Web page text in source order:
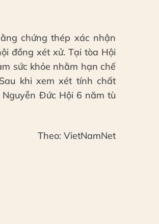
chứng thép xác nhận
đồng xét xử. Tại tòa Hội
sức khỏe nhằm hạn chế
khi xem xét tính chất
Đức Hội 6 năm tù
Theo: VietNamNet